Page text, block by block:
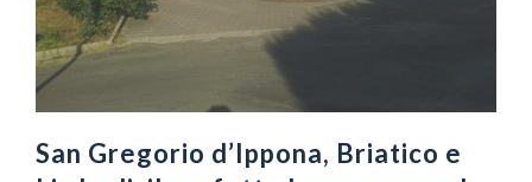
San Gregorio d’Ippona, Briatico e